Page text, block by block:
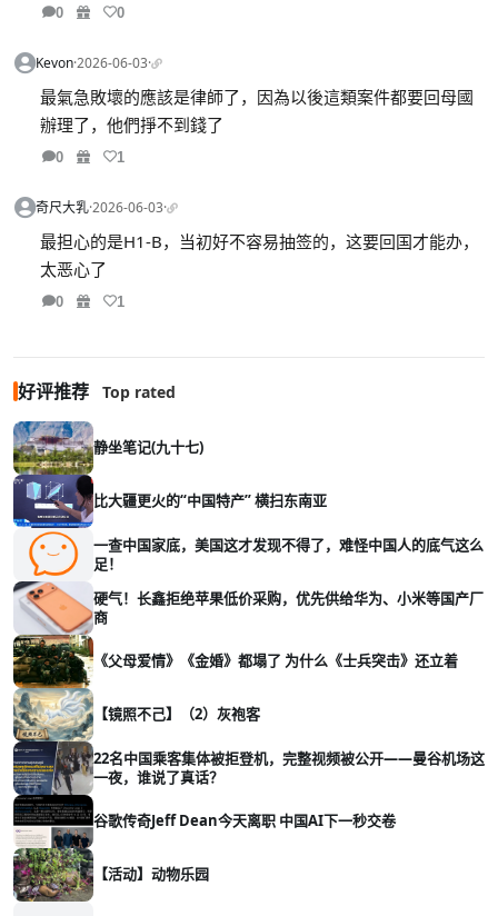
0 0
Kevon·2026-06-03·
最氣急敗壞的應該是律師了，因為以後這類案件都要回母國
辦理了，他們掙不到錢了
0 1
奇尺大乳·2026-06-03·
最担心的是H1-B，当初好不容易抽签的，这要回国才能办，
太恶心了
0 1
好评推荐 Top rated
静坐笔记(九十七)
比大疆更火的“中国特产” 横扫东南亚
一查中国家底，美国这才发现不得了，难怪中国人的底气这么
足！
硬气！长鑫拒绝苹果低价采购，优先供给华为、小米等国产厂
商
《父母爱情》《金婚》都塌了 为什么《士兵突击》还立着
【镜照不己】（2）灰袍客
22名中国乘客集体被拒登机，完整视频被公开——曼谷机场这
一夜，谁说了真话？
谷歌传奇Jeff Dean今天离职 中国AI下一秒交卷
【活动】动物乐园